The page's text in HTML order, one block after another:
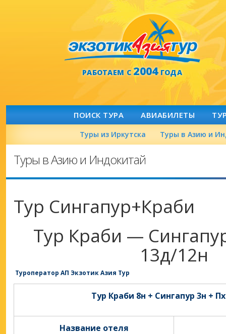
РАБОТАЕМ С2004ГОДА
ПОИСК ТУРА АВИАБИЛЕТЫ
Туры из Иркутска Туры в Азию и
Туры в Азию и Индокитай
Тур Сингапур+Краби
Тур Краби —
13д/12н
Туроператор АП Экзотик Азия Тур
Тур Краби 8н + Сингапур 3н +
Название отеля